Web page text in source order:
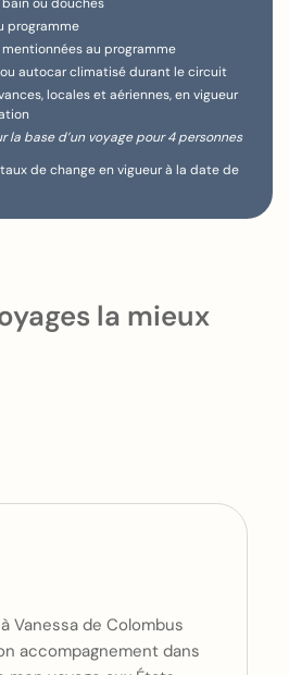
programme
au programme
autocar climatisé durant le circuit
locales et aériennes, en vigueur
base d’un voyage pour 4 personnes
de change en vigueur à la date de
la mieux
Vanessa de Colombus
accompagnement dans